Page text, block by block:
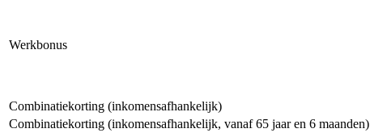
Werkbonus
Combinatiekorting (inkomensafhankelijk)
Combinatiekorting (inkomensafhankelijk, vanaf 65 jaar en 6 maanden)